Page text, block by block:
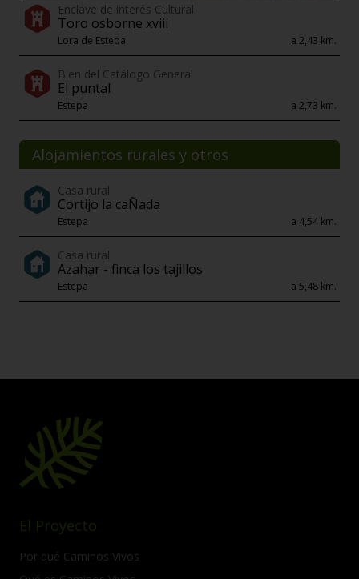
Enclave de interés Cultural
Toro osborne xviii
Lora de Estepa a 2,43 km.
Bien del Catálogo General
El puntal
Estepa a 2,73 km.
Alojamientos rurales y otros
Casa rural
Cortijo la caÑada
Estepa a 4,54 km.
Casa rural
Azahar - finca los tajillos
Estepa a 5,48 km.
El Proyecto
Por qué Caminos Vivos